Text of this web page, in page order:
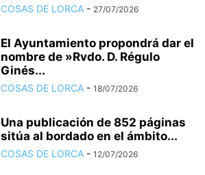
COSAS DE LORCA - 27/07/2026
El Ayuntamiento propondrá dar el
nombre de »Rvdo. D. Régulo
Ginés...
COSAS DE LORCA - 18/07/2026
Una publicación de 852 páginas
sitúa al bordado en el ámbito...
COSAS DE LORCA - 12/07/2026